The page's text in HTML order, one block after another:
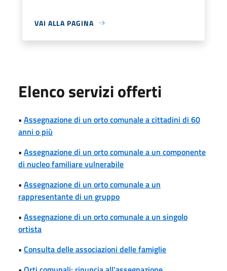
VAI ALLA PAGINA
Elenco servizi offerti
• Assegnazione di un orto comunale a cittadini di 60
anni o più
• Assegnazione di un orto comunale a un componente
di nucleo familiare vulnerabile
• Assegnazione di un orto comunale a un
rappresentante di un gruppo
• Assegnazione di un orto comunale a un singolo
ortista
• Consulta delle associazioni delle famiglie